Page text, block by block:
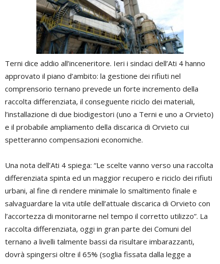
Terni dice addio all’inceneritore. Ieri i sindaci dell’Ati 4 hanno
approvato il piano d’ambito: la gestione dei rifiuti nel
comprensorio ternano prevede un forte incremento della
raccolta differenziata, il conseguente riciclo dei materiali,
l’installazione di due biodigestori (uno a Terni e uno a Orvieto)
e il probabile ampliamento della discarica di Orvieto cui
spetteranno compensazioni economiche.
Una nota dell’Ati 4 spiega: “Le scelte vanno verso una raccolta
differenziata spinta ed un maggior recupero e riciclo dei rifiuti
urbani, al fine di rendere minimale lo smaltimento finale e
salvaguardare la vita utile dell’attuale discarica di Orvieto con
l’accortezza di monitorarne nel tempo il corretto utilizzo”. La
raccolta differenziata, oggi in gran parte dei Comuni del
ternano a livelli talmente bassi da risultare imbarazzanti,
dovrà spingersi oltre il 65% (soglia fissata dalla legge a